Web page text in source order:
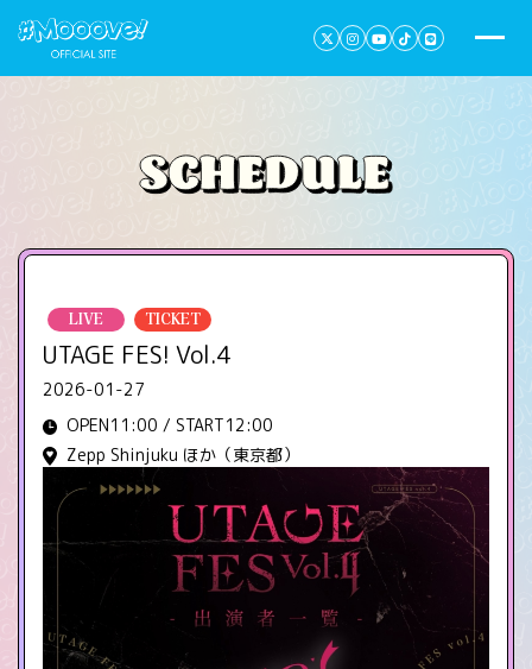
LIVE TICKET
UTAGE FES! Vol.4
2026-01-27
OPEN11:00 / START12:00
Zepp Shinjuku ほか（東京都）